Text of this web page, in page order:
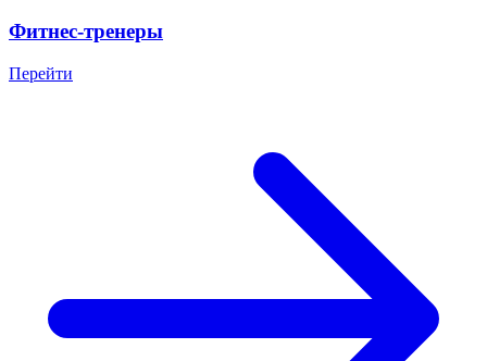
Фитнес-тренеры
Перейти